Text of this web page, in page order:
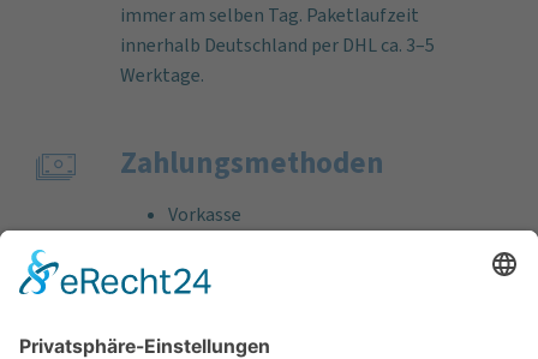
immer am selben Tag. Paketlaufzeit
innerhalb Deutschland per DHL ca. 3–5
Werktage.
Zahlungs­methoden
Vorkasse
Bankeinzug
Kreditkarte (VISA & MasterCard)